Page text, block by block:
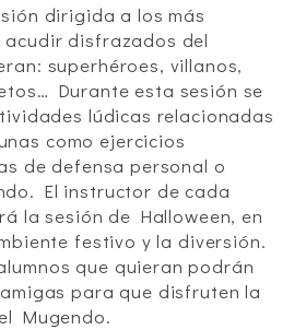
dirigida a los más
disfrazados del
superhéroes, villanos,
Durante esta sesión se
lúdicas relacionadas
como ejercicios
de defensa personal o
El instructor de cada
la sesión de Halloween, en
festivo y la diversión.
que quieran podrán
para que disfruten la
Mugendo.